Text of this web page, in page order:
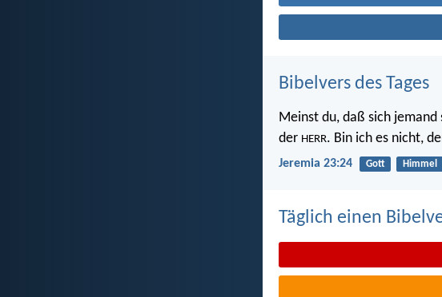
Bibelvers des Tages
Meinst du, daß sich
der HERR. Bin ich es nicht,
Jeremia 23:24 Gott Himmel
Täglich einen